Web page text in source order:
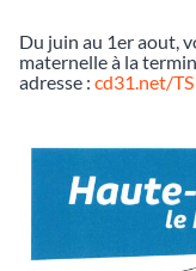
Du juin au 1er aout,
maternelle à la
adresse : cd31.net/TS